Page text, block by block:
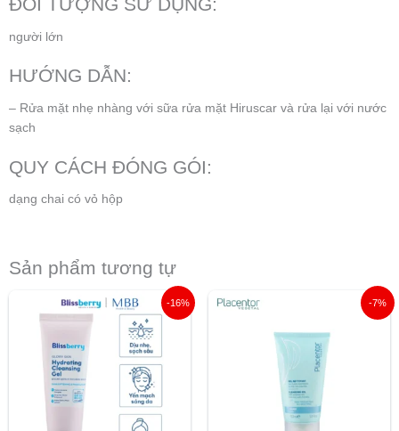
ĐỐI TƯỢNG SỬ DỤNG:
người lớn
HƯỚNG DẪN:
– Rửa mặt nhẹ nhàng với sữa rửa mặt Hiruscar và rửa lại với nước
sạch
QUY CÁCH ĐÓNG GÓI:
dạng chai có vỏ hộp
Sản phẩm tương tự
-16%
Giá
gốc
165.000 ₫.
Giá
hiện
tại
là:
139.000 ₫.
-7%
là:
420.000 ₫.